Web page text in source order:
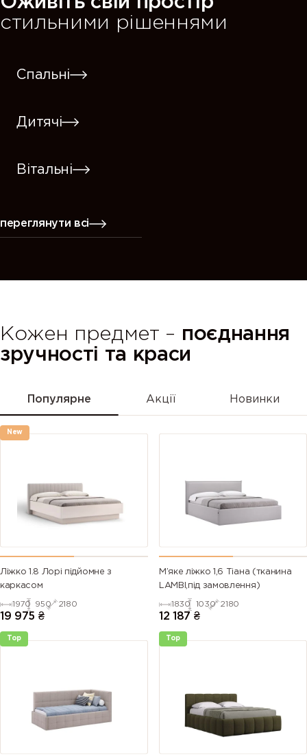
стильними рішеннями
Спальні
Дитячі
Вітальні
переглянути всі
Кожен предмет – поєднання
зручності та краси
Популярне Акції Новинки
New
Ліжко 1.8 Лорі підйомне з
каркасом
1970 950 2180
19 975 ₴
М’яке ліжко 1,6 Тіана (тканина
LAMBI,під замовлення)
1830 1030 2180
12 187 ₴
Top Top